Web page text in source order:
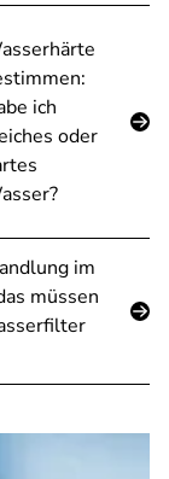
ich
oder
im
müssen